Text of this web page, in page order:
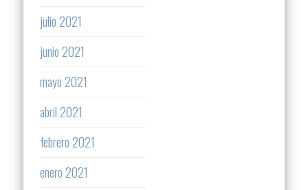
julio 2021
junio 2021
mayo 2021
abril 2021
febrero 2021
enero 2021